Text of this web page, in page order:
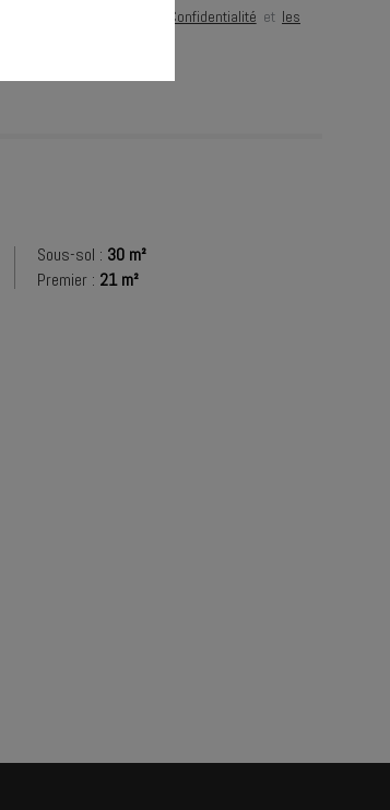
Sous-sol : 30 m²
Premier : 21 m²
Confidentialité et les